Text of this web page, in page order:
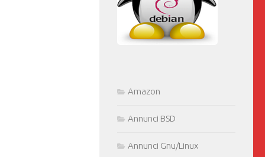
Amazon
Annunci BSD
Annunci Gnu/Linux